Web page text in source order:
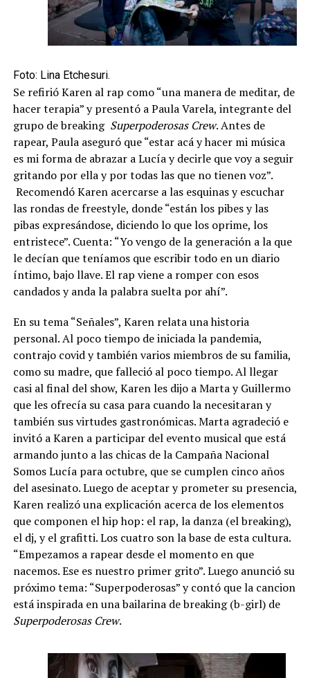
Foto: Lina Etchesuri.
Se refirió Karen al rap como “una manera de meditar, de
hacer terapia” y presentó a Paula Varela, integrante del
grupo de breaking Superpoderosas Crew. Antes de
rapear, Paula aseguró que “estar acá y hacer mi música
es mi forma de abrazar a Lucía y decirle que voy a seguir
gritando por ella y por todas las que no tienen voz”.
Recomendó Karen acercarse a las esquinas y escuchar
las rondas de freestyle, donde “están los pibes y las
pibas expresándose, diciendo lo que los oprime, los
entristece”. Cuenta: “Yo vengo de la generación a la que
le decían que teníamos que escribir todo en un diario
íntimo, bajo llave. El rap viene a romper con esos
candados y anda la palabra suelta por ahí”.
En su tema “Señales”, Karen relata una historia
personal. Al poco tiempo de iniciada la pandemia,
contrajo covid y también varios miembros de su familia,
como su madre, que falleció al poco tiempo. Al llegar
casi al final del show, Karen les dijo a Marta y Guillermo
que les ofrecía su casa para cuando la necesitaran y
también sus virtudes gastronómicas. Marta agradeció e
invitó a Karen a participar del evento musical que está
armando junto a las chicas de la Campaña Nacional
Somos Lucía para octubre, que se cumplen cinco años
del asesinato. Luego de aceptar y prometer su presencia,
Karen realizó una explicación acerca de los elementos
que componen el hip hop: el rap, la danza (el breaking),
el dj, y el grafitti. Los cuatro son la base de esta cultura.
“Empezamos a rapear desde el momento en que
nacemos. Ese es nuestro primer grito”. Luego anunció su
próximo tema: “Superpoderosas” y contó que la cancion
está inspirada en una bailarina de breaking (b-girl) de
Superpoderosas Crew.